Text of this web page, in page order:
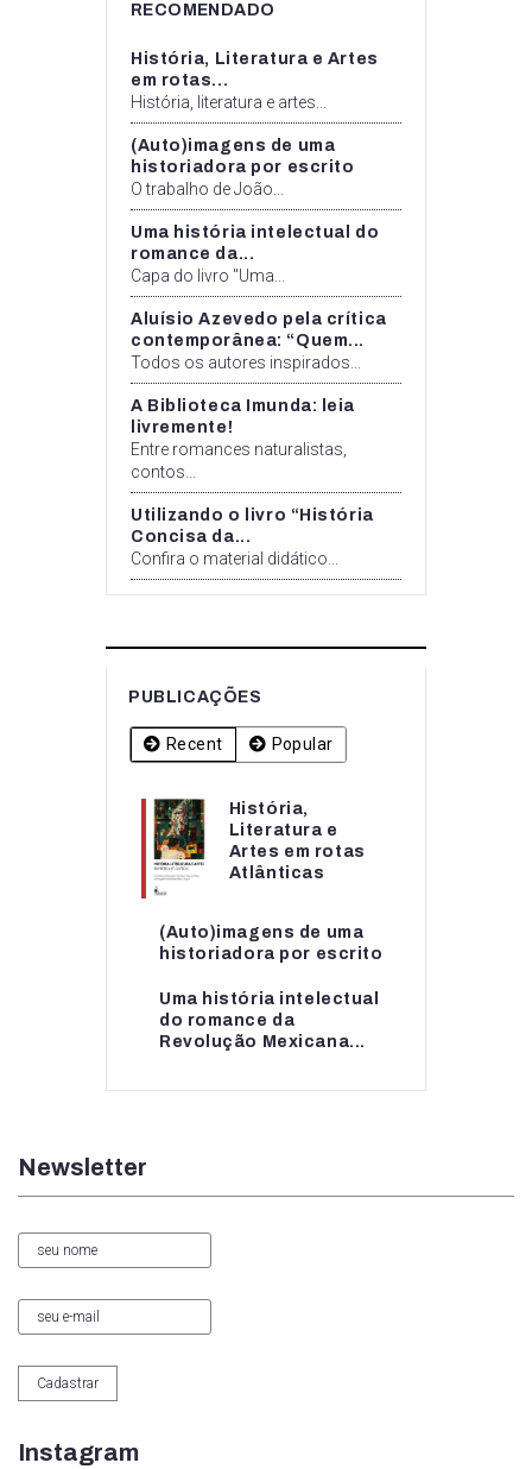
RECOMENDADO
História, Literatura e Artes
em rotas...
História, literatura e artes...
(Auto)imagens de uma
historiadora por escrito
O trabalho de João...
Uma história intelectual do
romance da...
Capa do livro "Uma...
Aluísio Azevedo pela crítica
contemporânea: “Quem...
Todos os autores inspirados...
A Biblioteca Imunda: leia
livremente!
Entre romances naturalistas,
contos...
Utilizando o livro “História
Concisa da...
Confira o material didático...
PUBLICAÇÕES
Recent Popular
História,
Literatura e
Artes em rotas
Atlânticas
(Auto)imagens de uma
historiadora por escrito
Uma história intelectual
do romance da
Revolução Mexicana...
História,
Literatura e
Artes em rotas...
(Auto)imagens de uma
historiadora por escrito
Uma história intelectual
do romance da...
Newsletter
Instagram